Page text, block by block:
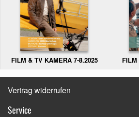
FILM & TV KAMERA 7-8.2025 FILM
Vertrag widerrufen
Service